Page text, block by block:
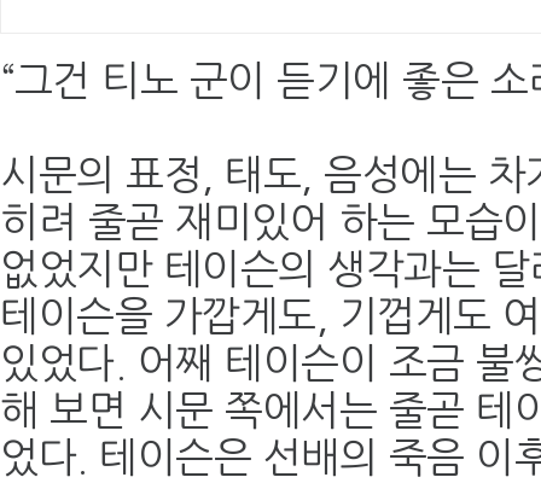
“그건 티노 군이 듣기에 좋은
시문의 표정, 태도, 음성에는
히려 줄곧 재미있어 하는 모습
없었지만 테이슨의 생각과는
테이슨을 가깝게도, 기껍게도
있었다. 어째 테이슨이 조금
해 보면 시문 쪽에서는 줄곧 테
었다. 테이슨은 선배의 죽음 이